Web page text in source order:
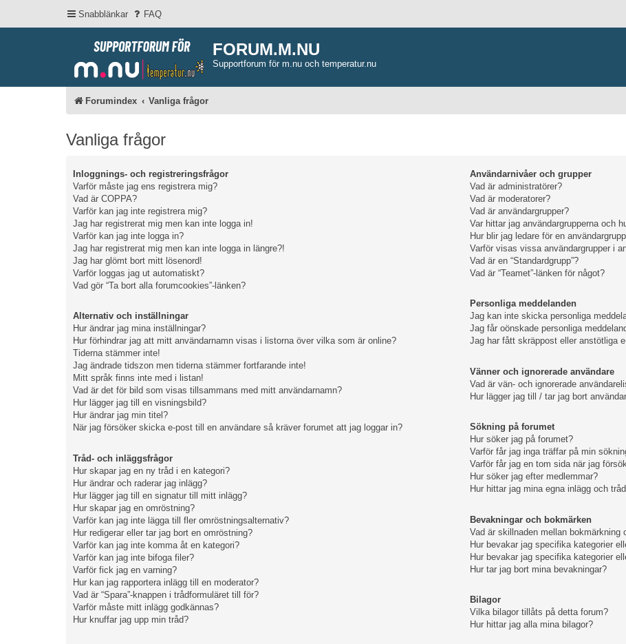
Snabblänkar FAQ
FORUM.M.NU
Supportforum för m.nu och temperatur.nu
Forumindex Vanliga frågor
Vanliga frågor
Inloggnings- och registreringsfrågor
Varför måste jag ens registrera mig?
Vad är COPPA?
Varför kan jag inte registrera mig?
Jag har registrerat mig men kan inte logga in!
Varför kan jag inte logga in?
Jag har registrerat mig men kan inte logga in längre?!
Jag har glömt bort mitt lösenord!
Varför loggas jag ut automatiskt?
Vad gör “Ta bort alla forumcookies”-länken?
Alternativ och inställningar
Hur ändrar jag mina inställningar?
Hur förhindrar jag att mitt användarnamn visas i listorna över vilka som är online?
Tiderna stämmer inte!
Jag ändrade tidszon men tiderna stämmer fortfarande inte!
Mitt språk finns inte med i listan!
Vad är det för bild som visas tillsammans med mitt användarnamn?
Hur lägger jag till en visningsbild?
Hur ändrar jag min titel?
När jag försöker skicka e-post till en användare så kräver forumet att jag loggar in?
Tråd- och inläggsfrågor
Hur skapar jag en ny tråd i en kategori?
Hur ändrar och raderar jag inlägg?
Hur lägger jag till en signatur till mitt inlägg?
Hur skapar jag en omröstning?
Varför kan jag inte lägga till fler omröstningsalternativ?
Hur redigerar eller tar jag bort en omröstning?
Varför kan jag inte komma åt en kategori?
Varför kan jag inte bifoga filer?
Varför fick jag en varning?
Hur kan jag rapportera inlägg till en moderator?
Vad är “Spara”-knappen i trådformuläret till för?
Varför måste mitt inlägg godkännas?
Hur knuffar jag upp min tråd?
Användarnivåer och grupper
Vad är administratörer?
Vad är moderatorer?
Vad är användargrupper?
Var hittar jag användargrupperna och
Hur blir jag ledare för en
Varför visas vissa användargrupper i
Vad är en “Standardgrupp”?
Vad är “Teamet”-länken för något?
Personliga meddelanden
Jag kan inte skicka personliga
Jag får oönskade personliga
Jag har fått skräppost eller anstötliga
Vänner och ignorerade användare
Vad är vän- och ignorerade
Hur lägger jag till / tar jag bort
Sökning på forumet
Hur söker jag på forumet?
Varför får jag inga träffar på min
Varför får jag en tom sida när jag
Hur söker jag efter medlemmar?
Hur hittar jag mina egna inlägg och
Bevakningar och bokmärken
Vad är skillnaden mellan bokmärkning
Hur bevakar jag specifika kategorier
Hur bevakar jag specifika kategorier
Hur tar jag bort mina bevakningar?
Bilagor
Vilka bilagor tillåts på detta forum?
Hur hittar jag alla mina bilagor?